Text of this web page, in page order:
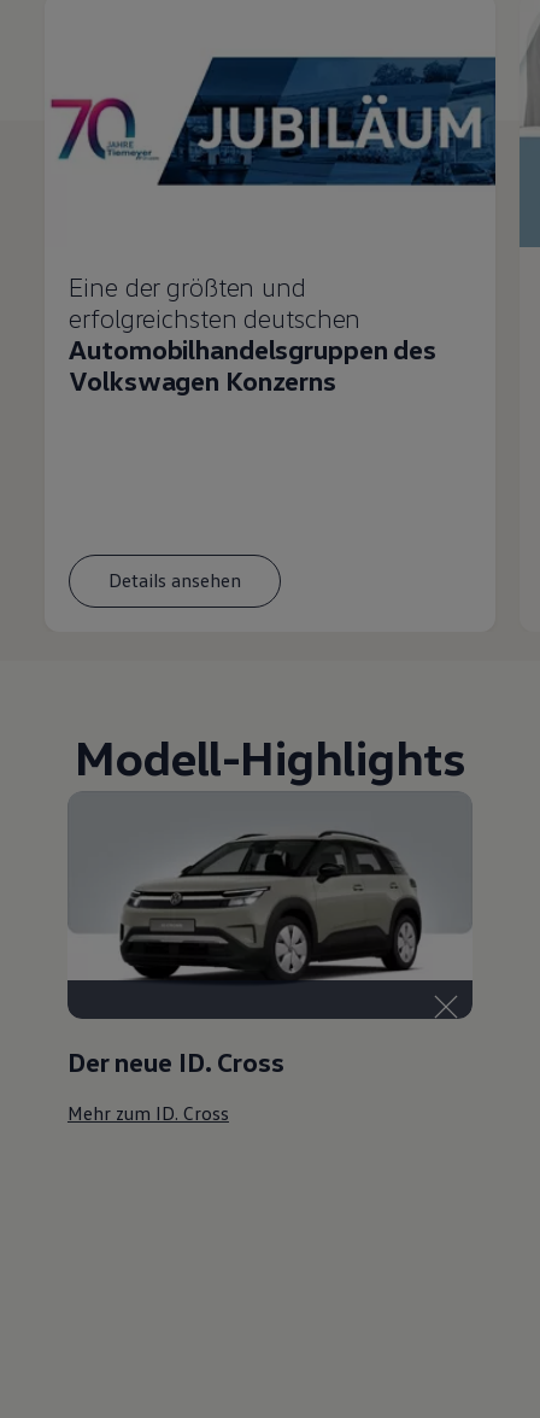
Eine der größten und
erfolgreichsten deutschen
Automobilhandelsgruppen des
Volkswagen Konzerns
Details ansehen
Modell-Highlights
Der neue ID. Cross
Mehr zum ID. Cross